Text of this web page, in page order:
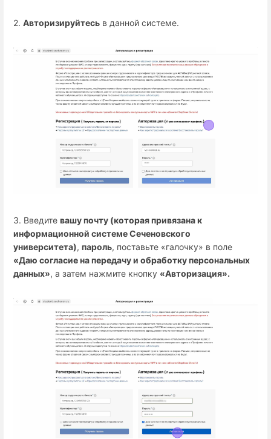
2. Авторизируйтесь в данной системе.
3. Введите вашу почту (которая привязана к
информационной системе Сеченовского
университета), пароль, поставьте «галочку» в поле
«Даю согласие на передачу и обработку персональных
данных», а затем нажмите кнопку «Авторизация».